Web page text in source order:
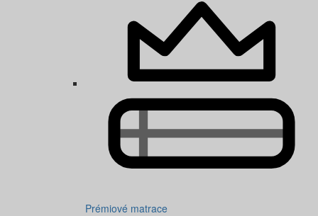
Prémiové matrace